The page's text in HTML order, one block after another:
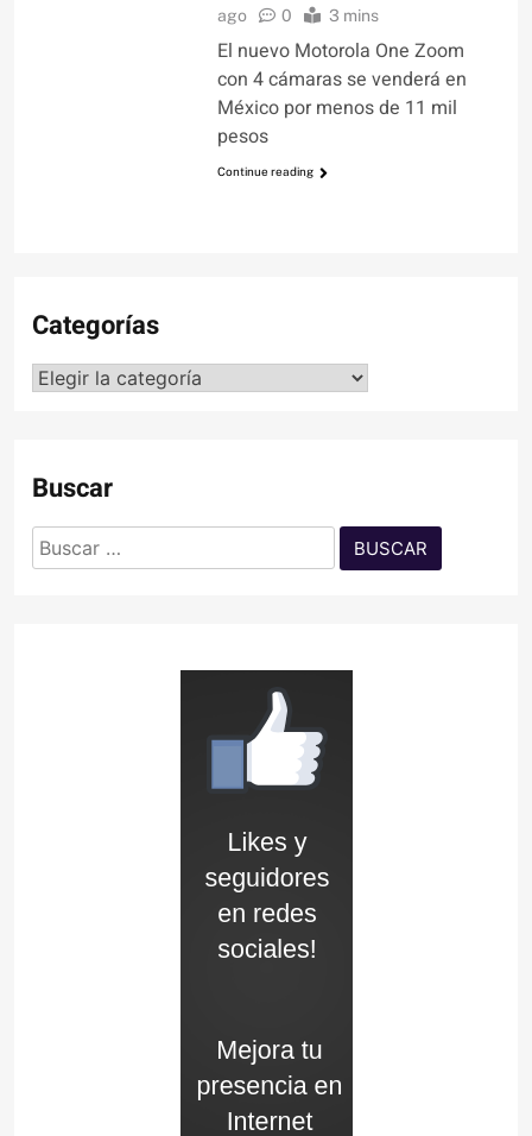
ago
0 3 mins
El nuevo Motorola One Zoom
con 4 cámaras se venderá en
México por menos de 11 mil
pesos
Continue reading
Categorías
Categorías
Buscar
Buscar: